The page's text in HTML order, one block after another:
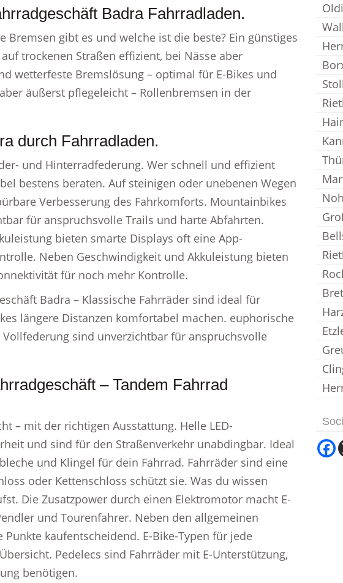
Badra Fahrradladen.
Bremsen gibt es und welche ist die beste? Ein günstiges
trockenen Straßen effizient, bei Nässe aber
wetterfeste Bremslösung – optimal für E-Bikes und
äußerst pflegeleicht – Rollenbremsen in der
durch Fahrradladen.
und Hinterradfederung. Wer schnell und effizient
bestens beraten. Auf steinigen oder unebenen Wegen
Verbesserung des Fahrkomforts. Mountainbikes
für anspruchsvolle Trails und harte Abfahrten.
bieten smarte Displays oft eine App-
Neben Geschwindigkeit und Akkuleistung bieten
für noch mehr Kontrolle.
Badra – Klassische Fahrräder sind ideal für
längere Distanzen komfortabel machen. euphorische
sind unverzichtbar für anspruchsvolle
– Tandem Fahrrad
– mit der richtigen Ausstattung. Helle LED-
und sind für den Straßenverkehr unabdingbar. Ideal
und Klingel für dein Fahrrad. Fahrräder sind eine
oder Kettenschloss schützt sie. Was du wissen
Die Zusatzpower durch einen Elektromotor macht E-
und Tourenfahrer. Neben den allgemeinen
kaufentscheidend. E-Bike-Typen für jede
Pedelecs sind Fahrräder mit E-Unterstützung,
benötigen.